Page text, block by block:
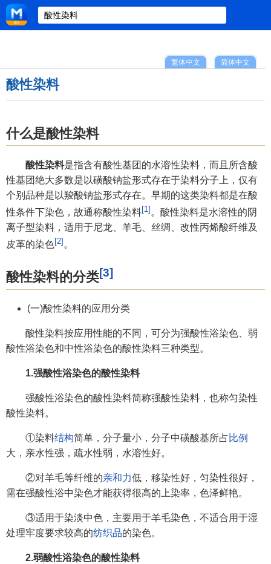
简体中文
繁体中文
酸性染料
什么是酸性染料
酸性染料是指含有酸性基团的水溶性染料，而且所含酸
性基团绝大多数是以磺酸钠盐形式存在于染料分子上，仅有
个别品种是以羧酸钠盐形式存在。早期的这类染料都是在酸
性条件下染色，故通称酸性染料[1] 。酸性染料是水溶性的阴
离子型染料，适用于尼龙、羊毛、丝绸、改性丙烯酸纤维及
皮革的染色[2] 。
酸性染料的分类[3]
(一)酸性染料的应用分类
酸性染料按应用性能的不同，可分为强酸性浴染色、弱
酸性浴染色和中性浴染色的酸性染料三种类型。
1.强酸性浴染色的酸性染料
强酸性浴染色的酸性染料简称强酸性染料，也称匀染性
酸性染料。
①染料结构简单，分子量小，分子中磺酸基所占比例
大，亲水性强，疏水性弱，水溶性好。
②对羊毛等纤维的亲和力低，移染性好，匀染性很好，
需在强酸性浴中染色才能获得很高的上染率，色泽鲜艳。
③适用于染淡中色，主要用于羊毛染色，不适合用于湿
处理牢度要求较高的纺织品的染色。
2.弱酸性浴染色的酸性染料